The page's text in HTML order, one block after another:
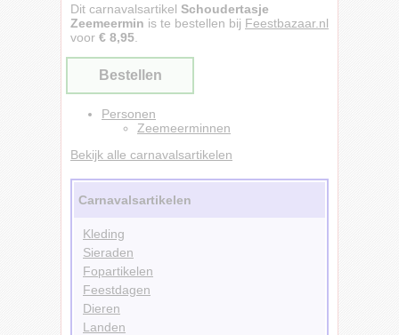
Dit carnavalsartikel Schoudertasje
Zeemeermin is te bestellen bij Feestbazaar.nl
voor € 8,95
Bestellen
Personen
Zeemeerminnen
Bekijk alle carnavalsartikelen
Carnavalsartikelen
Kleding
Sieraden
Fopartikelen
Feestdagen
Dieren
Landen